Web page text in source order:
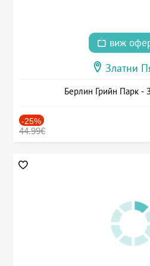
виж
Златни
Берлин Грийн Парк -
-25%
44.99€